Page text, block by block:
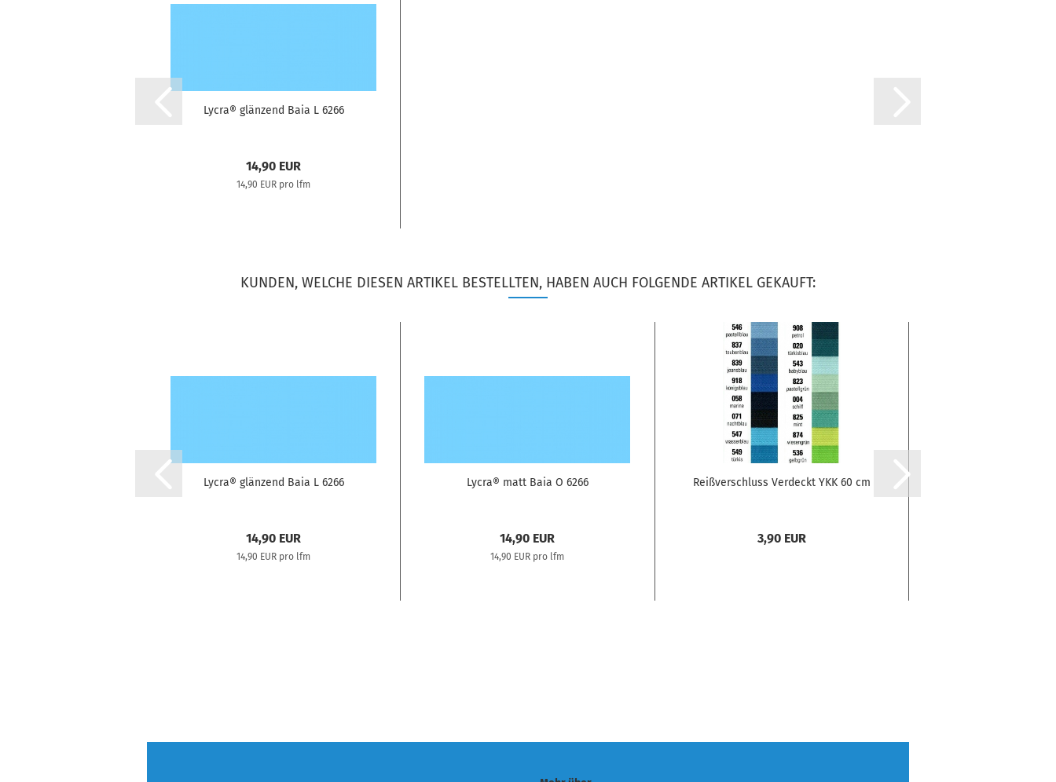
Lycra® glänzend Baia L 6266
14,90 EUR
14,90 EUR pro lfm
KUNDEN, WELCHE DIESEN ARTIKEL BESTELLTEN, HABEN AUCH FOLGENDE ARTIKEL GEKAUFT:
Lycra® glänzend Baia L 6266
14,90 EUR
14,90 EUR pro lfm
Lycra® matt Baia O 6266
14,90 EUR
14,90 EUR pro lfm
Reißverschluss Verdeckt YKK 60 cm
3,90 EUR